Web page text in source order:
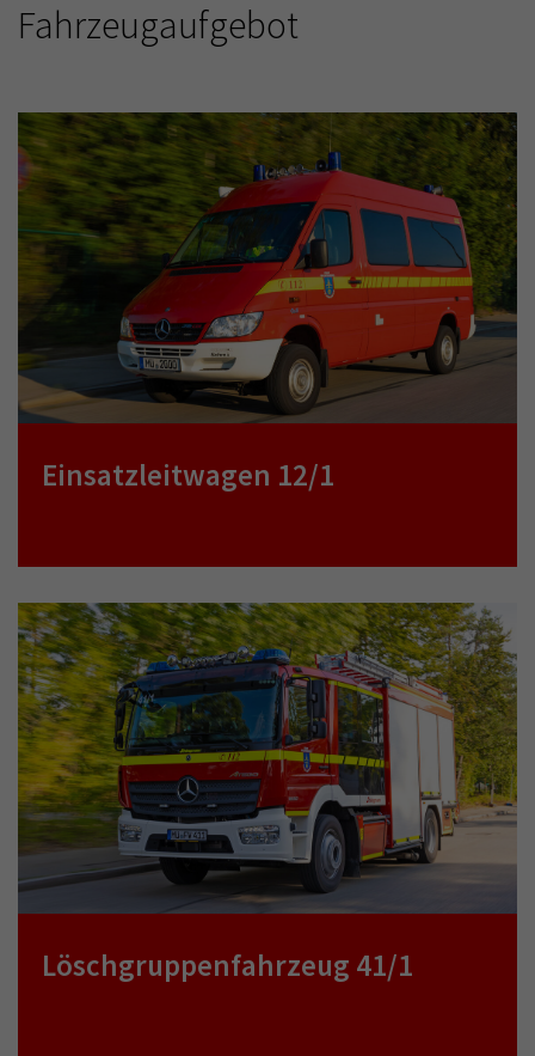
Fahrzeugaufgebot
Einsatzleitwagen 12/1
Löschgruppenfahrzeug 41/1